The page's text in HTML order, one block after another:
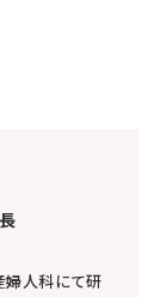
人科にて研